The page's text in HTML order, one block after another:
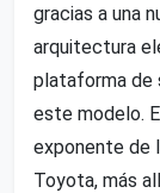
gracias a una
arquitectura
plataforma de
este modelo.
exponente de
Toyota, más